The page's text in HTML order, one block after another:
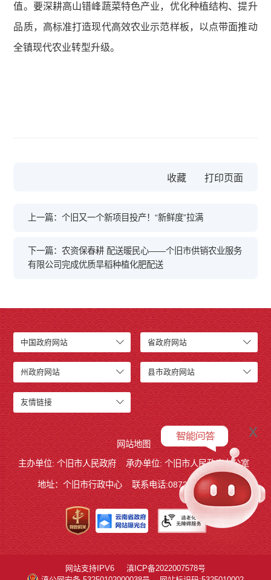
值。要深耕高山错峰蔬菜特色产业，优化种植结构、提升
品质，高标准打造现代高效农业示范样板，以点带面推动
全镇现代农业转型升级。
收藏
上一篇：个旧又一个新项目投产！“新鲜度”拉满
下一篇：农资保春耕 配送暖民心——个旧市供销农业服务
有限公司完成优质旱稻种植化肥配送
中国政府网站 省政府网站
州政府网站 县市政府网站
友情链接
网站地图
主办单位: 个旧市人民政府
承办单位: 个旧市人民政府办公室
地址：个旧市行政中心 联系电话:0873－2123215
x
网站支持IPV6
滇ICP备2022007578号